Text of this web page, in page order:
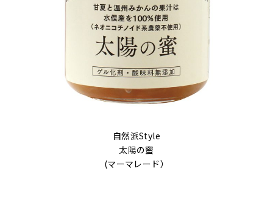
自然派Style
太陽の蜜
(マーマレード）